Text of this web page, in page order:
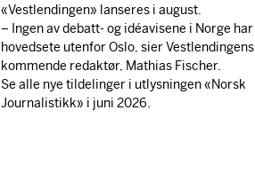
«Vestlendingen» lanseres i august.
– Ingen av debatt- og idéavisene i Norge har
hovedsete utenfor Oslo, sier Vestlendingens
kommende redaktør, Mathias Fischer.
Se alle nye tildelinger i utlysningen «Norsk
Journalistikk» i juni 2026.